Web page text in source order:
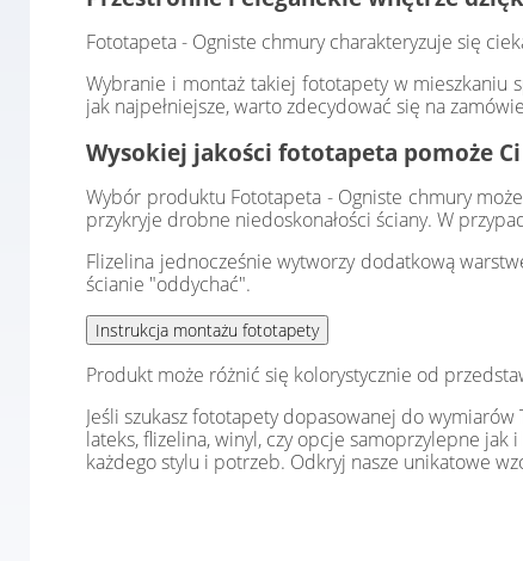
Fototapeta - Ogniste chmury charakteryzuje się
Wybranie i montaż takiej fototapety w mieszkaniu
jak najpełniejsze, warto zdecydować się na
Wysokiej jakości fototapeta pomoże
Wybór produktu Fototapeta - Ogniste chmury
przykryje drobne niedoskonałości ściany. W
Flizelina jednocześnie wytworzy dodatkową
ścianie "oddychać".
Produkt może różnić się kolorystycznie od
Jeśli szukasz fototapety dopasowanej do
lateks, flizelina, winyl, czy opcje samoprzylepne
każdego stylu i potrzeb. Odkryj nasze unikatowe